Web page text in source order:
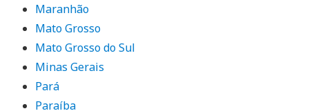
Maranhão
Mato Grosso
Mato Grosso do Sul
Minas Gerais
Pará
Paraíba